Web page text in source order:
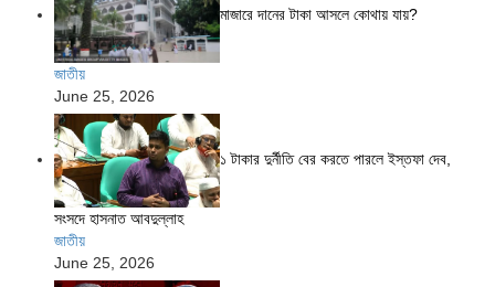
মাজারে দানের টাকা আসলে কোথায় যায়?
জাতীয়
June 25, 2026
১ টাকার দুর্নীতি বের করতে পারলে ইস্তফা দেব,
সংসদে হাসনাত আবদুল্লাহ
জাতীয়
June 25, 2026